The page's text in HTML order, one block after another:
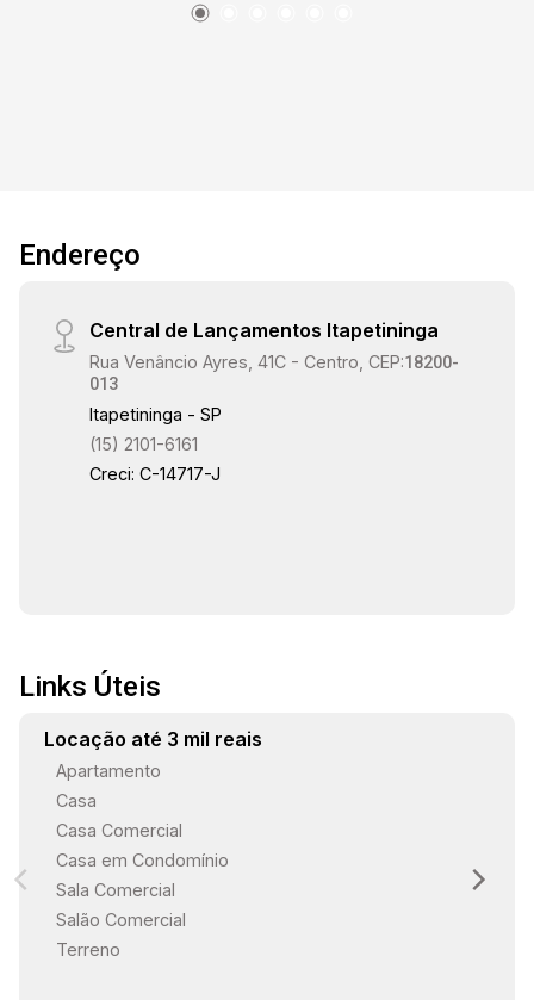
Endereço
Central de Lançamentos Itapetininga
Rua Venâncio Ayres, 41C - Centro, CEP:18200-
013
Itapetininga - SP
(15) 2101-6161
Creci: C-14717-J
Links Úteis
Locação até 3 mil reais
Apartamento
Casa
Casa Comercial
Casa em Condomínio
Sala Comercial
Salão Comercial
Terreno